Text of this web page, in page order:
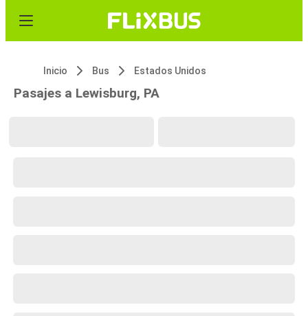
Inicio Bus Estados Unidos
Pasajes a Lewisburg, PA